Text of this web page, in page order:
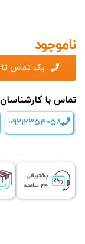
ناموجود
یک تماس تا خرید
تماس با
09212353058